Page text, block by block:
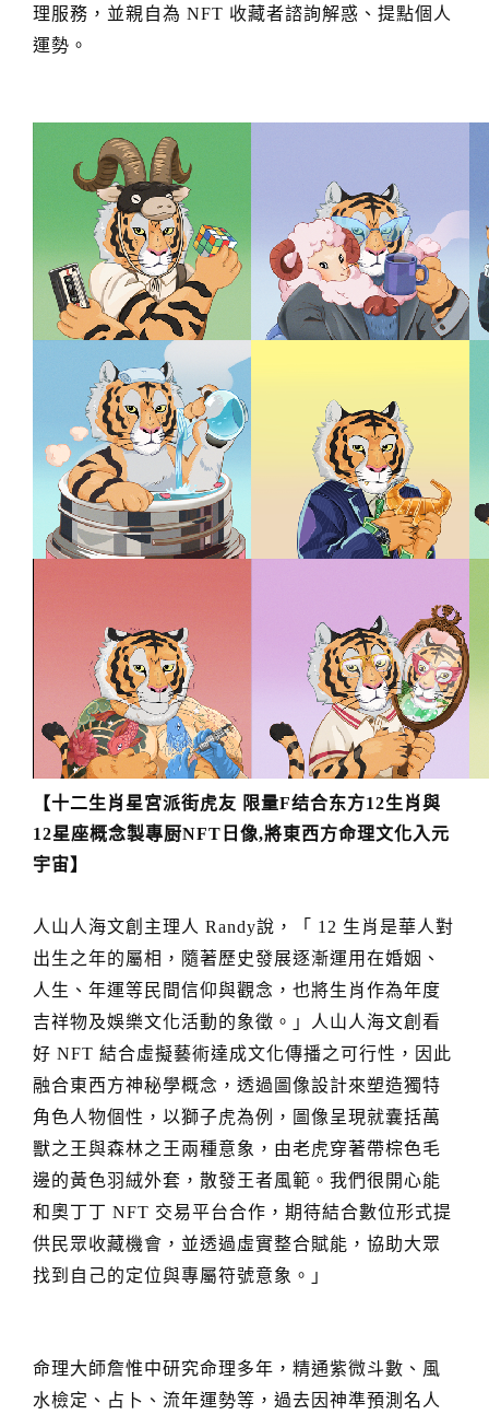
理服務，並親自為 NFT 收藏者諮詢解惑、提點個人
運勢。
【十二生肖星宮派街虎友 限量F结合东方12生肖與
12星座概念製專厨NFT日像,將東西方命理文化入元
宇宙】
人山人海文創主理人 Randy說，「 12 生肖是華人對
出生之年的屬相，隨著歷史發展逐漸運用在婚姻、
人生、年運等民間信仰與觀念，也將生肖作為年度
吉祥物及娛樂文化活動的象徵。」人山人海文創看
好 NFT 結合虛擬藝術達成文化傳播之可行性，因此
融合東西方神秘學概念，透過圖像設計來塑造獨特
角色人物個性，以獅子虎為例，圖像呈現就囊括萬
獸之王與森林之王兩種意象，由老虎穿著帶棕色毛
邊的黃色羽絨外套，散發王者風範。我們很開心能
和奧丁丁 NFT 交易平台合作，期待結合數位形式提
供民眾收藏機會，並透過虛實整合賦能，協助大眾
找到自己的定位與專屬符號意象。」
命理大師詹惟中研究命理多年，精通紫微斗數、風
水檢定、占卜、流年運勢等，過去因神準預測名人